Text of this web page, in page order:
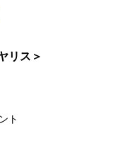
リス＞
ト